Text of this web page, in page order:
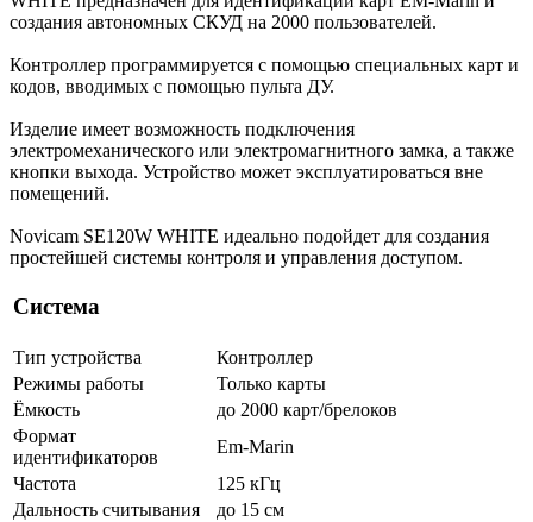
создания автономных СКУД на 2000 пользователей.
Контроллер программируется с помощью специальных карт и
кодов, вводимых с помощью пульта ДУ.
Изделие имеет возможность подключения
электромеханического или электромагнитного замка, а также
кнопки выхода. Устройство может эксплуатироваться вне
помещений.
Novicam SE120W WHITE идеально подойдет для создания
простейшей системы контроля и управления доступом.
Система
Тип устройства
Контроллер
Режимы работы
Только карты
Ёмкость
до 2000 карт/брелоков
Формат
идентификаторов
Em-Marin
Частота
125 кГц
Дальность считывания
до 15 см